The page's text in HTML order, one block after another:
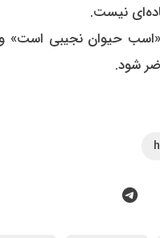
نیست.
حیوان نجیبی است» و
شود.